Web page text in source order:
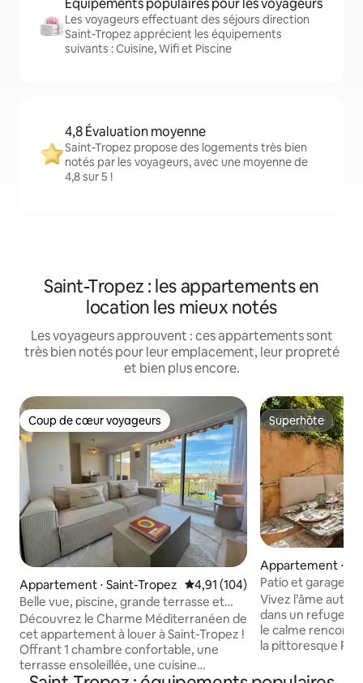
Équipements populaires pour les voyageurs
Les voyageurs effectuant des séjours direction
Saint-Tropez apprécient les équipements
suivants : Cuisine, Wifi et Piscine
4,8 Évaluation moyenne
Saint-Tropez propose des logements très bien
notés par les voyageurs, avec une moyenne de
4,8 sur 5 !
Saint-Tropez : les appartements en
location les mieux notés
Les voyageurs approuvent : ces appartements sont
très bien notés pour leur emplacement, leur propreté
et bien plus encore.
Coup de cœur voyageurs
Coup de cœur voyageurs
Appartement ⋅ Saint-Tropez Évaluation moyenne sur la
4,91 (104)
Belle vue, piscine, grande terrasse et
parking
Découvrez le Charme Méditerranéen de
cet appartement à louer à Saint-Tropez !
Offrant 1 chambre confortable, une
terrasse ensoleillée, une cuisine
Superhôte
Superhôte
Appartement ⋅
Patio et garage
Tropez
Vivez l’âme
dans un refuge
le calme
la pittoresque
seulement 3